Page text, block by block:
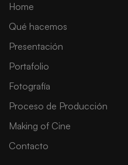
Home
Qué hacemos
Presentación
Portafolio
Fotografía
Proceso de Producción
Making of Cine
Contacto